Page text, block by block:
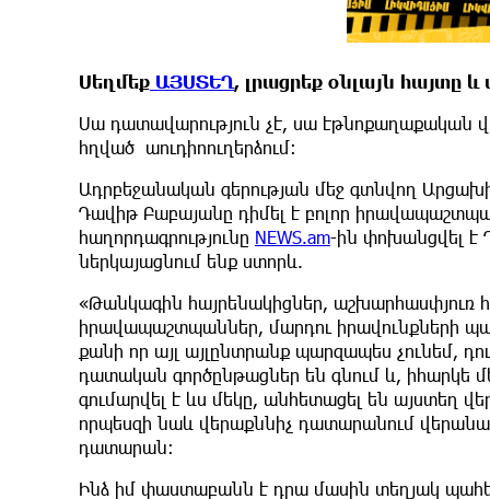
Սեղմեք ԱՅՍՏԵՂ, լրացրեք օնլայն հայտը
Սա դատավարություն չէ, սա էթնոքաղաքական
հղված աուդիոուղերձում։
Ադրբեջանական գերության մեջ գտնվող
Դավիթ Բաբայանը դիմել է բոլոր
հաղորդագրությունը NEWS.am-ին փոխանցվել է
ներկայացնում ենք ստորև.
«Թանկագին հայրենակիցներ, աշխարհասփյուռ
իրավապաշտպաններ, մարդու իրավունքների
քանի որ այլ այլընտրանք պարզապես չունեմ,
դատական գործընթացներ են գնում և, իհարկե
գումարվել է ևս մեկը, անհետացել են այստեղ
որպեսզի նաև վերաքննիչ դատարանում
դատարան։
Ինձ իմ փաստաբանն է դրա մասին տեղյակ